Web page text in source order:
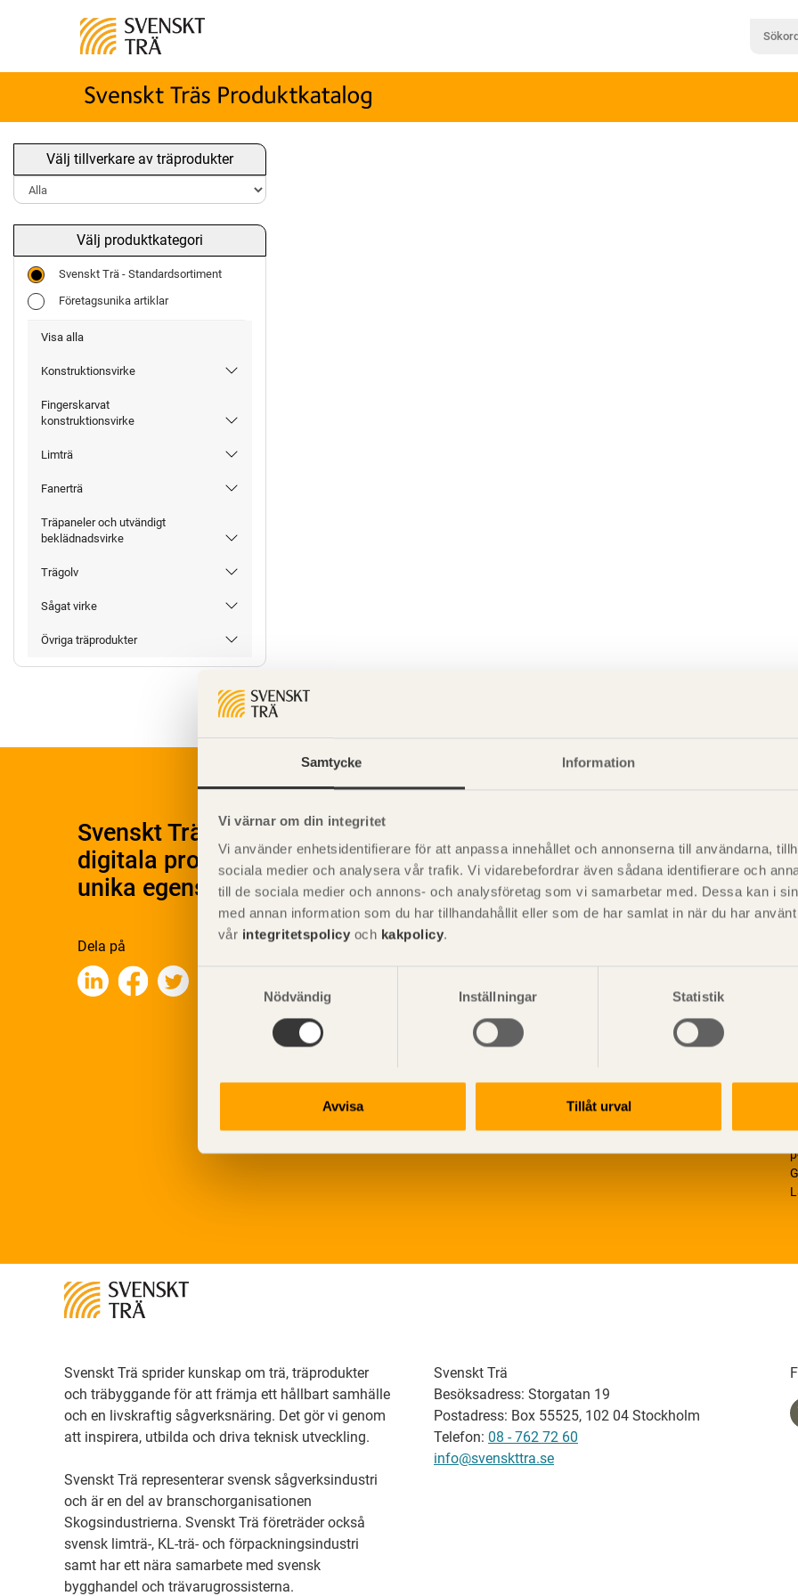
Samtycke Information
Vi värnar om din integritet
Vi använder enhetsidentifierare för att anpassa innehållet och annonserna till användarna,
sociala medier och analysera vår trafik. Vi vidarebefordrar även sådana identifierare och
till de sociala medier och annons- och analysföretag som vi samarbetar med. Dessa kan i
med annan information som du har tillhandahållit eller som de har samlat in när du har
vår integritetspolicy och kakpolicy.
Nödvändig
Inställningar Statistik
Avvisa Tillåt urval
Välj tillverkare av träprodukter
Välj produktkategori
Svenskt Trä - Standardsortiment
Företagsunika artiklar
Visa alla
Konstruktionsvirke
Fingerskarvat
konstruktionsvirke
Limträ
Fanerträ
Träpaneler och utvändigt
beklädnadsvirke
Trägolv
Sågat virke
Övriga träprodukter
Svenskt Träs Produktkatalog är svensk sågverksnärings
digitala produktkatalog för att beskriva träprodukter och deras
unika egenskaper.
Dela på
Svenskt Trä sprider kunskap om trä, träprodukter
och träbyggande för att främja ett hållbart samhälle
och en livskraftig sågverksnäring. Det gör vi genom
att inspirera, utbilda och driva teknisk utveckling.
Svenskt Trä representerar svensk sågverksindustri
och är en del av branschorganisationen
Skogsindustrierna. Svenskt Trä företräder också
svensk limträ-, KL-trä- och förpackningsindustri
samt har ett nära samarbete med svensk
bygghandel och trävarugrossisterna.
Svenskt Trä
Besöksadress: Storgatan 19
Postadress: Box 55525, 102 04 Stockholm
Telefon: 08 - 762 72 60
info@svenskttra.se